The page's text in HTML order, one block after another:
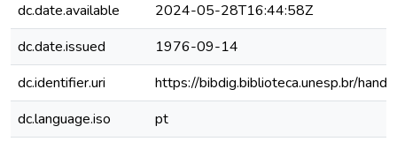
dc.date.available
2024-05-28T16:44:58Z
dc.date.issued
1976-09-14
dc.identifier.uri
https://bibdig.biblioteca.unesp.br/
dc.language.iso
pt